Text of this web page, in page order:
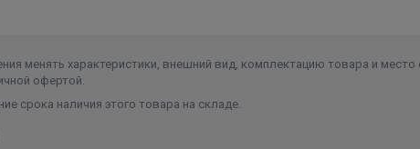
менять характеристики, внешний вид, комплектацию товара и место
офертой.
срока наличия этого товара на складе.